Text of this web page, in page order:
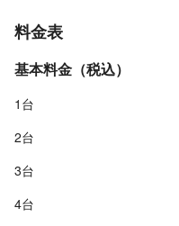
料金表
基本料金（税込）
1台
2台
3台
4台